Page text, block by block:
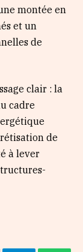
montée en
et un
de
clair : la
cadre
de
à lever